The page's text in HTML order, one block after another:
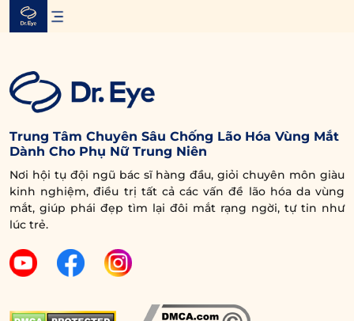
Skip
Trung Tâm Chuyên Sâu Chống Lão Hóa Vùng Mắt
Dành Cho Phụ Nữ Trung Niên
Nơi hội tụ đội ngũ bác sĩ hàng đầu, giỏi chuyên môn giàu
kinh nghiệm, điều trị tất cả các vấn đề lão hóa da vùng
mắt, giúp phái đẹp tìm lại đôi mắt rạng ngời, tự tin như
lúc trẻ.